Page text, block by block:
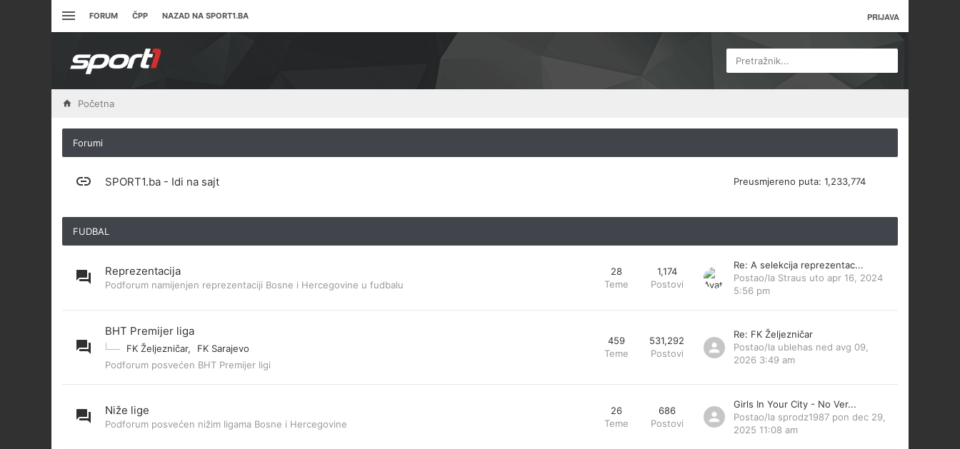
FORUM ČPP NAZAD NA SPORT1.BA PRIJAVA
Pretražnik...
Početna
Forumi
SPORT1.ba - Idi na sajt Preusmjereno puta: 1,233,774
FUDBAL
Reprezentacija
Podforum namijenjen reprezentaciji Bosne i Hercegovine u fudbalu
28
Teme
1,174
Postovi
Re: A selekcija reprezentac...
Postao/la Straus uto apr 16, 2024
5:56 pm
BHT Premijer liga
FK Željezničar,
FK Sarajevo
Podforum posvećen BHT Premijer ligi
459
Teme
531,292
Postovi
Re: FK Željezničar
Postao/la ublehas ned avg 09,
2026 3:49 am
Niže lige
Podforum posvećen nižim ligama Bosne i Hercegovine
26
Teme
686
Postovi
Girls In Your City - No Ver...
Postao/la sprodz1987 pon dec 29,
2025 11:08 am